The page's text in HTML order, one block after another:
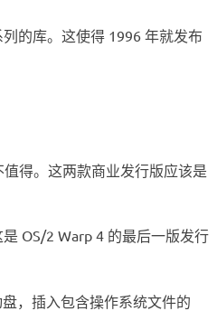
的库。这使得 1996 年就发布
得。这两款商业发行版应该是
是 OS/2 Warp 4 的最后一版发行
，插入包含操作系统文件的